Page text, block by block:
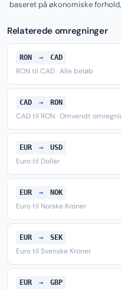
baseret på økonomiske
Relaterede omregninger
RON → CAD
RON til CAD · Alle beløb
CAD → RON
CAD til RON · Omvendt
EUR → USD
Euro til Dollar
EUR → NOK
Euro til Norske Kroner
EUR → SEK
Euro til Svenske Kroner
EUR → GBP